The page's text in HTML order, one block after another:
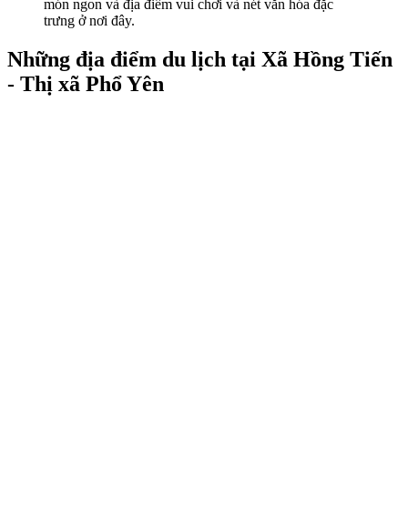
món ngon và địa điểm vui chơi và nét văn hóa đặc
trưng ở nơi đây.
Những địa điểm du lịch tại Xã Hồng Tiến
- Thị xã Phổ Yên